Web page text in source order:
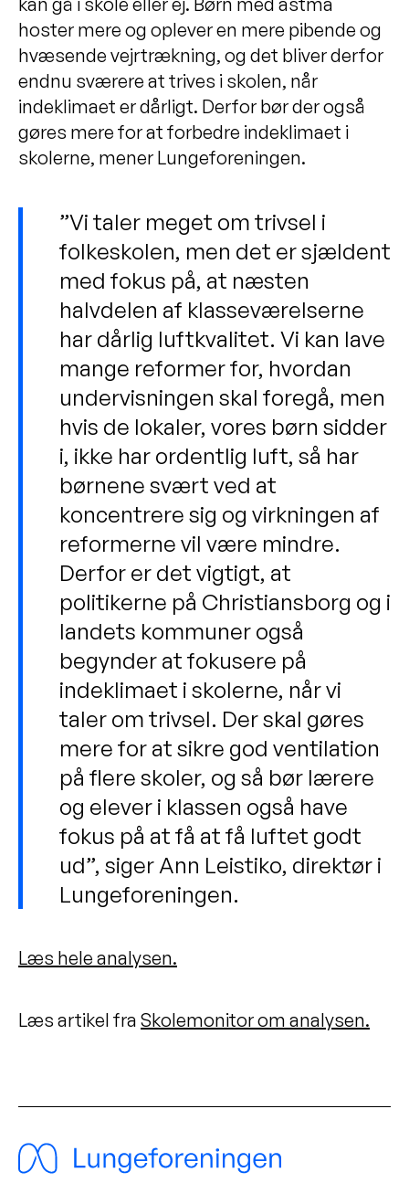
hoster mere og oplever en mere pibende og
hvæsende vejrtrækning, og det bliver derfor
endnu sværere at trives i skolen, når
indeklimaet er dårligt. Derfor bør der også
gøres mere for at forbedre indeklimaet i
skolerne, mener Lungeforeningen.
”Vi taler meget om trivsel i
folkeskolen, men det er sjældent
med fokus på, at næsten
halvdelen af klasseværelserne
har dårlig luftkvalitet. Vi kan lave
mange reformer for, hvordan
undervisningen skal foregå, men
hvis de lokaler, vores børn sidder
i, ikke har ordentlig luft, så har
børnene svært ved at
koncentrere sig og virkningen af
reformerne vil være mindre.
Derfor er det vigtigt, at
politikerne på Christiansborg og i
landets kommuner også
begynder at fokusere på
indeklimaet i skolerne, når vi
taler om trivsel. Der skal gøres
mere for at sikre god ventilation
på flere skoler, og så bør lærere
og elever i klassen også have
fokus på at få at få luftet godt
ud”, siger Ann Leistiko, direktør i
Lungeforeningen.
Læs hele analysen.
Læs artikel fra Skolemonitor om analysen.